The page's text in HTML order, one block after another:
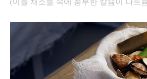
(이들 채소들 속에 풍부한 칼슘이 나트